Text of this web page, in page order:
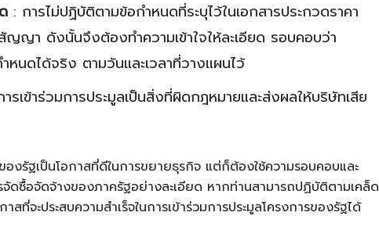
: การไม่ปฏิบัติตามข้อกำหนดที่ระบุไว้ในเอกสารประกวดราคา
ญญา ดังนั้นจึงต้องทำความเข้าใจให้ละเอียด รอบคอบว่า
หนดได้จริง ตามวันและเวลาที่วางแผนไว้
รเข้าร่วมการประมูลเป็นสิ่งที่ผิดกฎหมายและส่งผลให้บริษัทเสีย
องรัฐเป็นโอกาสที่ดีในการขยายธุรกิจ แต่ก็ต้องใช้ความรอบคอบและ
รจัดซื้อจัดจ้างของภาครัฐอย่างละเอียด หากท่านสามารถปฏิบัติตามเคล็ด
ที่จะประสบความสำเร็จในการเข้าร่วมการประมูลโครงการของรัฐได้